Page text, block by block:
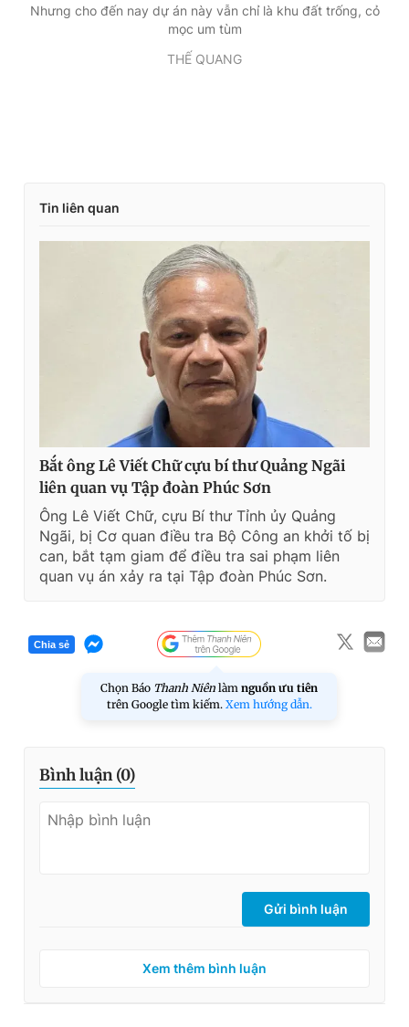
Nhưng cho đến nay dự án này vẫn chỉ là khu đất trống, cỏ
mọc um tùm
THẾ QUANG
Tin liên quan
Bắt ông Lê Viết Chữ cựu bí thư Quảng Ngãi
liên quan vụ Tập đoàn Phúc Sơn
Ông Lê Viết Chữ, cựu Bí thư Tỉnh ủy Quảng
Ngãi, bị Cơ quan điều tra Bộ Công an khởi tố bị
can, bắt tạm giam để điều tra sai phạm liên
quan vụ án xảy ra tại Tập đoàn Phúc Sơn.
Chia sẻ
Chọn Báo Thanh Niên làm nguồn ưu tiên
trên Google tìm kiếm. Xem hướng dẫn.
Bình luận (0)
Gửi bình luận
Xem thêm bình luận